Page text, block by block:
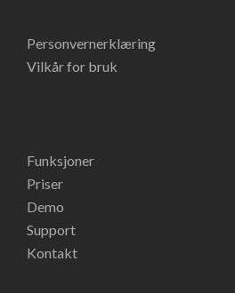
Personvernerklæring
Vilkår for bruk
Funksjoner
Priser
Demo
Support
Kontakt